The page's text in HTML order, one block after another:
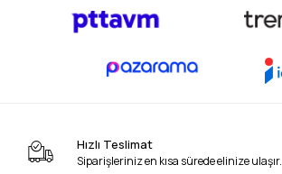
Hızlı Teslimat
Siparişleriniz en kısa sürede elinize ulaşır.